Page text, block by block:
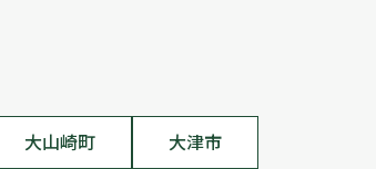
大山崎町 大津市